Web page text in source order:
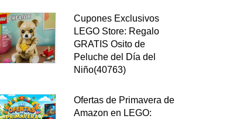
Cupones Exclusivos
LEGO Store: Regalo
GRATIS Osito de
Peluche del Día del
Niño(40763)
Ofertas de Primavera de
Amazon en LEGO: